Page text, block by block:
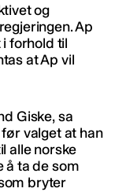
og
Ap
forhold til
at Ap vil
Giske, sa
valget at han
alle norske
å ta de som
bryter